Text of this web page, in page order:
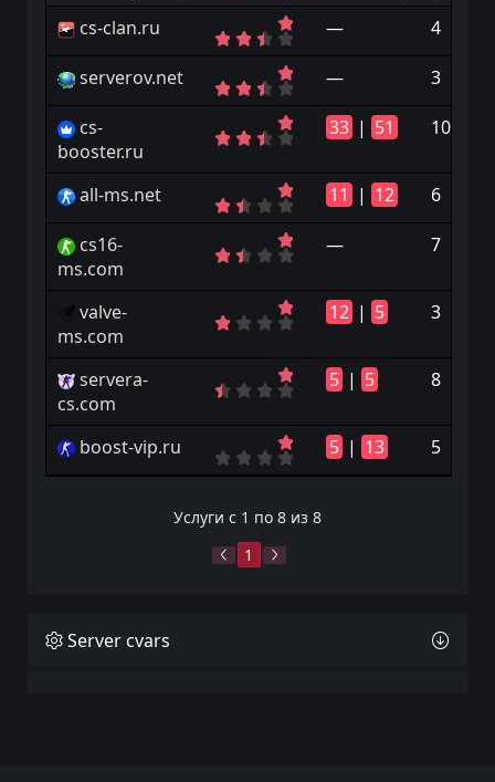
cs-clan.ru — 4
serverov.net — 3
cs-
booster.ru
33 | 51 10
all-ms.net 11 | 12 6
cs16-
ms.com
— 7
valve-
ms.com
12 | 5 3
servera-
cs.com
5 | 5 8
boost-vip.ru 5 | 13 5
Услуги с 1 по 8 из 8
1
Server cvars